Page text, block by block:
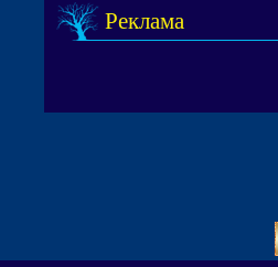
Реклама